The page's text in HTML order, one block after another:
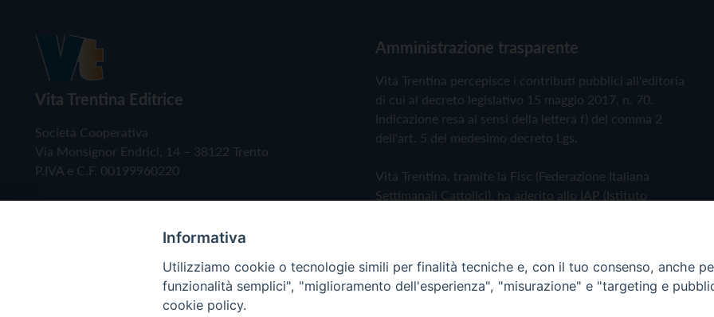
Vita Trentina Editrice
Società Cooperativa
Via Monsignor Endrici, 14 – 38122 Trento
P.IVA e C.F. 00199960220
Amministrazione trasparente
Vita Trentina percepisce i contributi pubblici all'editoria
di cui al decreto legislativo 15 maggio 2017, n. 70.
Indicazione resa ai sensi della lettera f) del comma 2
dell'art. 5 del medesimo decreto Lgs.
Vita Trentina, tramite la Fisc (Federazione Italiana
Settimanali Cattolici), ha aderito allo IAP (Istituto
Privacy Policy Cookie Policy
Informativa
Utilizziamo cookie o tecnologie simili per finalità tecniche e, con il tuo consenso, anche
funzionalità semplici", "miglioramento dell'esperienza", "misurazione" e "targeting e
cookie policy.